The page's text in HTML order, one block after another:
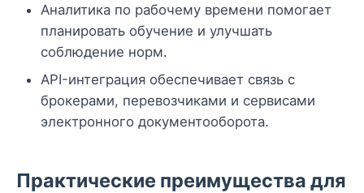
Аналитика по рабочему времени помогает
планировать обучение и улучшать
соблюдение норм.
API-интеграция обеспечивает связь с
брокерами, перевозчиками и сервисами
электронного документооборота.
Практические преимущества для